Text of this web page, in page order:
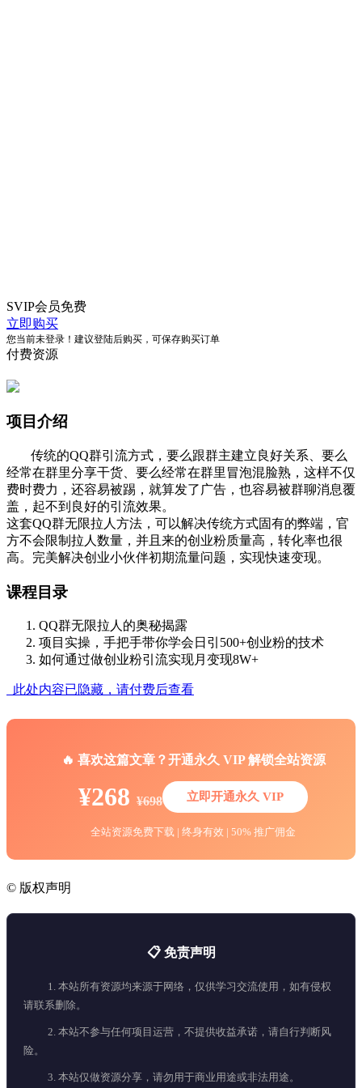
SVIP会员免费
立即购买
您当前未登录！建议登陆后购买，可保存购买订单
付费资源
项目介绍
传统的QQ群引流方式，要么跟群主建立良好关系、要么
经常在群里分享干货、要么经常在群里冒泡混脸熟，这样不仅
费时费力，还容易被踢，就算发了广告，也容易被群聊消息覆
盖，起不到良好的引流效果。
这套QQ群无限拉人方法，可以解决传统方式固有的弊端，官
方不会限制拉人数量，并且来的创业粉质量高，转化率也很
高。完美解决创业小伙伴初期流量问题，实现快速变现。
课程目录
QQ群无限拉人的奥秘揭露
项目实操，手把手带你学会日引500+创业粉的技术
如何通过做创业粉引流实现月变现8W+
此处内容已隐藏，请付费后查看
🔥 喜欢这篇文章？开通永久 VIP 解锁全站资源
¥268 ¥698 立即开通永久 VIP
全站资源免费下载 | 终身有效 | 50% 推广佣金
© 版权声明
📋 免责声明
1. 本站所有资源均来源于网络，仅供学习交流使用，如有侵权
请联系删除。
2. 本站不参与任何项目运营，不提供收益承诺，请自行判断风
险。
3. 本站仅做资源分享，请勿用于商业用途或非法用途。